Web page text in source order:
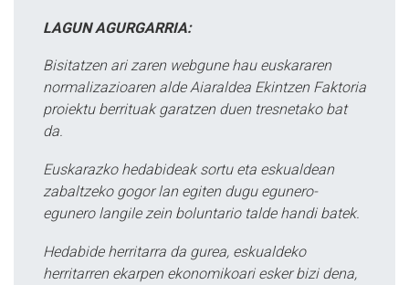
LAGUN AGURGARRIA:
Bisitatzen ari zaren webgune hau euskararen
normalizazioaren alde Aiaraldea Ekintzen Faktoria
proiektu berrituak garatzen duen tresnetako bat
da.
Euskarazko hedabideak sortu eta eskualdean
zabaltzeko gogor lan egiten dugu egunero-
egunero langile zein boluntario talde handi batek.
Hedabide herritarra da gurea, eskualdeko
herritarren ekarpen ekonomikoari esker bizi dena,